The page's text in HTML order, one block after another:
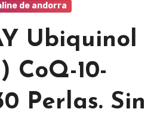
de andorra
Ubiquinol
CoQ-10-
Perlas. Sin